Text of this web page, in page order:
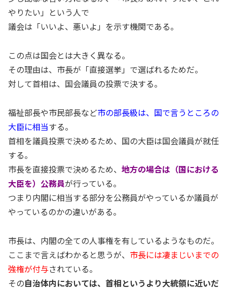
やりたい」という人で
議会は「いいよ、悪いよ」を示す機関である。
この点は国会とは大きく異なる。
その理由は、市長が「直接選挙」で選ばれるためだ。
対して首相は、国会議員の投票で決する。
福祉部長や市民部長など市の部長級は、国で言うところの
大臣に相当する。
首相を議員投票で決めるため、国の大臣は国会議員が就任
する。
市長を直接投票で決めるため、 地方の場合は（国における
大臣を）公務員が行っている。
つまり内閣に相当する部分を公務員がやっているか議員が
やっているのかの違いがある。
市長は、内閣の全ての人事権を有しているようなものだ。
ここまで言えばわかると思うが、 市長には凄まじいまでの
強権が付与されている。
その自治体内においては、首相というより大統領に近いだ